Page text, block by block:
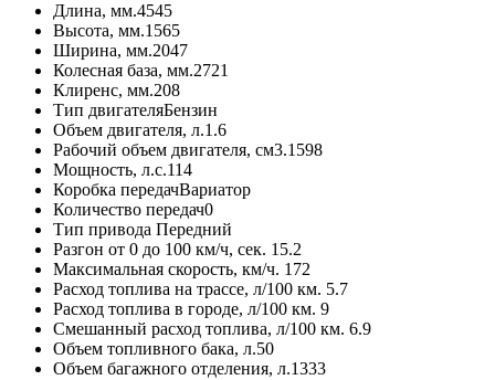
Длина, мм.4545
Высота, мм.1565
Ширина, мм.2047
Колесная база, мм.2721
Клиренс, мм.208
Тип двигателяБензин
Объем двигателя, л.1.6
Рабочий объем двигателя, см3.1598
Мощность, л.с.114
Коробка передачВариатор
Количество передач0
Тип привода Передний
Разгон от 0 до 100 км/ч, сек. 15.2
Максимальная скорость, км/ч. 172
Расход топлива на трассе, л/100 км. 5.7
Расход топлива в городе, л/100 км. 9
Смешанный расход топлива, л/100 км. 6.9
Объем топливного бака, л.50
Объем багажного отделения, л.1333